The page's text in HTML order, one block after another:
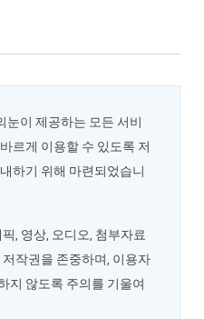
눈이 제공하는 모든 서비
르게 이용할 수 있도록 저
하기 위해 마련되었습니
, 영상, 오디오, 첨부자료
작권을 존중하며, 이용자
지 않도록 주의를 기울여